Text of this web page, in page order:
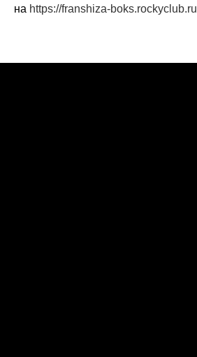
на https://franshiza-boks.rockyclub.ru